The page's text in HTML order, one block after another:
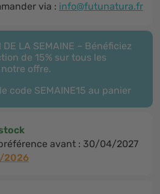
via : info@futunatura.fr
DE LA SEMAINE – Bénéficiez
de 15% sur tous les
offre.
code SEMAINE15 au panier
avant : 30/04/2027
2026